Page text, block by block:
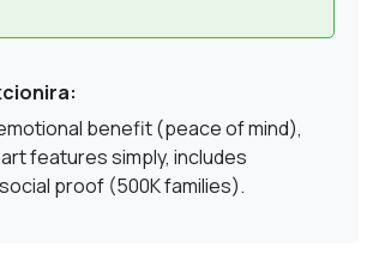
benefit (peace of mind),
features simply, includes
proof (500K families).